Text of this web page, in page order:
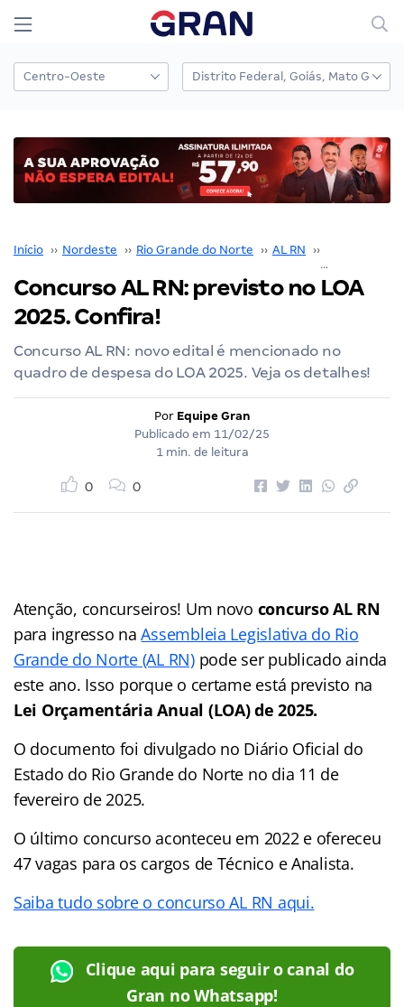
Início ›› Nordeste ›› Rio Grande do Norte ›› AL RN ››
Concurso AL RN: previsto no LOA
2025. Confira!
Concurso AL RN: novo edital é mencionado no
quadro de despesa do LOA 2025. Veja os detalhes!
Por Equipe Gran
Publicado em 11/02/25
1 min. de leitura
0 0
Atenção, concurseiros! Um novo concurso AL RN
para ingresso naAssembleia Legislativa do Rio
Grande do Norte (AL RN)pode ser publicado ainda
este ano. Isso porque o certame está previsto na
Lei Orçamentária Anual (LOA) de 2025.
O documento foi divulgado no Diário Oficial do
Estado do Rio Grande do Norte no dia 11 de
fevereiro de 2025.
O último concurso aconteceu em 2022 e ofereceu
47 vagas para os cargos de Técnico e Analista.
Saiba tudo sobre o concurso AL RN aqui.
Clique aqui para seguir o canal do
Gran no Whatsapp!